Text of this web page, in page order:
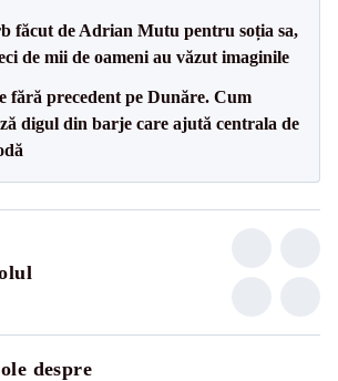
făcut de Adrian Mutu pentru soția sa,
de mii de oameni au văzut imaginile
fără precedent pe Dunăre. Cum
digul din barje care ajută centrala de
despre